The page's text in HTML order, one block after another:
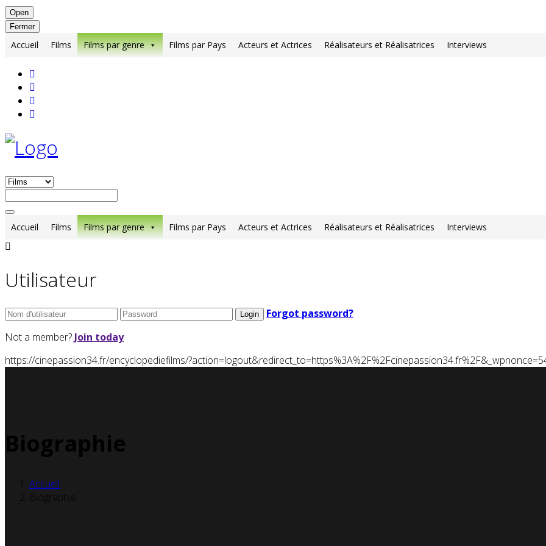
Open
Fermer
Accueil Films Films par genre Films par Pays Acteurs et Actrices Réalisateurs et Réalisatrices Interviews
Accueil Films Films par genre Films par Pays Acteurs et Actrices Réalisateurs et Réalisatrices Interviews
Utilisateur
Forgot password?
Not a member? Join today
https://cinepassion34.fr/encyclopediefilms/
Biographie
Accueil
Biographie